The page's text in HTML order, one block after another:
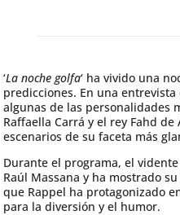
‘La noche golfa‘ ha vivido una
predicciones. En una
algunas de las personalidades
Raffaella Carrá y el rey Fahd
escenarios de su faceta más
Durante el programa, el
Raúl Massana y ha mostrado
que Rappel ha protagonizado
para la diversión y el humor.